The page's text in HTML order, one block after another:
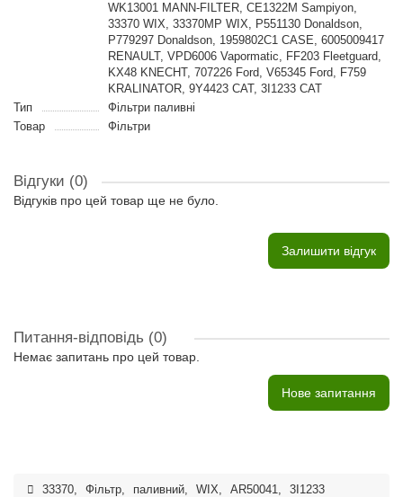
WK13001 MANN-FILTER, CE1322M Sampiyon,
33370 WIX, 33370MP WIX, P551130 Donaldson,
P779297 Donaldson, 1959802C1 CASE, 6005009417
RENAULT, VPD6006 Vapormatic, FF203 Fleetguard,
KX48 KNECHT, 707226 Ford, V65345 Ford, F759
KRALINATOR, 9Y4423 CAT, 3I1233 CAT
Тип
Фільтри паливні
Товар
Фільтри
Відгуки (0)
Відгуків про цей товар ще не було.
Залишити відгук
Питання-відповідь (0)
Немає запитань про цей товар.
Нове запитання
33370, Фільтр, паливний, WIX, AR50041, 3I1233